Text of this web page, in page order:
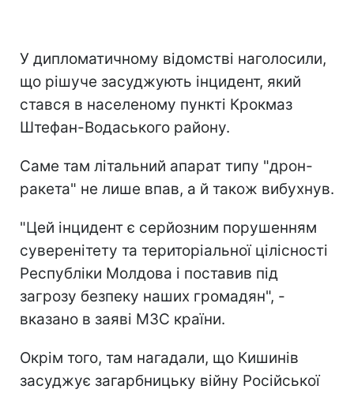
У дипломатичному відомстві наголосили,
що рішуче засуджують інцидент, який
стався в населеному пункті Крокмаз
Штефан-Водаського району.
Саме там літальний апарат типу "дрон-
ракета" не лише впав, а й також вибухнув.
"Цей інцидент є серйозним порушенням
суверенітету та територіальної цілісності
Республіки Молдова і поставив під
загрозу безпеку наших громадян", -
вказано в заяві МЗС країни.
Окрім того, там нагадали, що Кишинів
засуджує загарбницьку війну Російської